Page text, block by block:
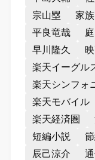
宗山塁
家
平良竜哉
早川隆久
楽天イーグル
楽天シンフォ
楽天モバイル
楽天経済圏
短編小説
辰己涼介